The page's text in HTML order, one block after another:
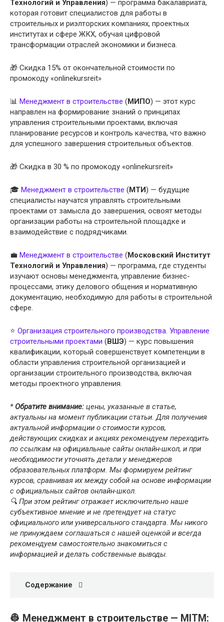
Технологий и Управления) — программа бакалавриата,
которая готовит специалистов для работы в
строительных и риэлторских компаниях, проектных
институтах и сфере ЖКХ, обучая цифровой
трансформации отраслей экономики и бизнеса.
🎁 Скидка 15% от окончательной стоимости по
промокоду «onlinekursreit»
📊 Менеджмент в строительстве (МИПО) — этот курс
направлен на формирование знаний о принципах
управления строительными проектами, включая
планирование ресурсов и контроль качества, что важно
для успешного завершения строительных объектов.
🎁 Скидка в 30 % по промокоду «onlinekursreit»
🎓 Менеджмент в строительстве (МТИ) — будущие
специалисты научатся управлять строительными
проектами от замысла до завершения, освоят методы
организации работы на строительной площадке и
взаимодействие с подрядчиками.
💼 Менеджмент в строительстве (Московский Институт
Технологий и Управления) — программа, где студенты
изучают основы менеджмента, управление бизнес-
процессами, этику делового общения и нормативную
документацию, необходимую для работы в строительной
сфере.
⭐ Организация строительного производства. Управление
строительными проектами (ВШЭ) — курс повышения
квалификации, который совершенствует компетенции в
области управления строительной организацией и
организации строительного производства, включая
методы проектного управления.
*Обратите внимание: цены, указанные в статье,
актуальны на момент публикации статьи. Для получения
актуальной информации о стоимости курсов,
действующих скидках и акциях рекомендуем переходить
по ссылкам на официальные сайты онлайн-школ, и при
необходимости уточнять детали у менеджеров
образовательных платформ. Мы формируем рейтинг
курсов, сравнивая их между собой на основе информации
с официальных сайтов онлайн-школ.
🔍 При этом рейтинг отражает исключительно наше
субъективное мнение и не претендует на статус
официального или универсального стандарта. Мы никого
не принуждаем соглашаться с нашей оценкой и всегда
рекомендуем самостоятельно знакомиться с
информацией и делать собственные выводы.
Содержание
👷 Менеджмент в строительстве — MITM: